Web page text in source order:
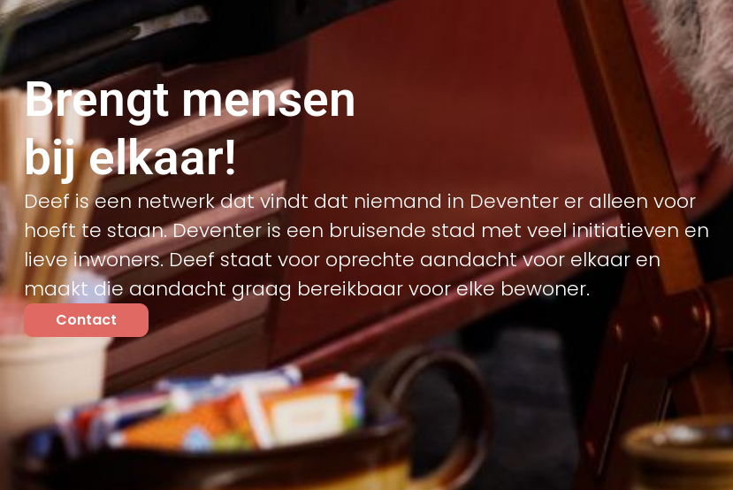
Brengt mensen
bij elkaar!
Deef is een netwerk dat vindt dat niemand in Deventer er alleen voor
hoeft te staan. Deventer is een bruisende stad met veel initiatieven en
lieve inwoners. Deef staat voor oprechte aandacht voor elkaar en
maakt die aandacht graag bereikbaar voor elke bewoner.
Contact